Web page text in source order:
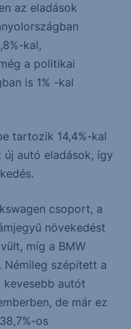
az eladások
kal,
a politikai
is 1% -kal
tartozik 14,4%-kal
autó eladások, így
csoport, a
növekedést
míg a BMW
Némileg szépített a
kevesebb autót
de már ez
os